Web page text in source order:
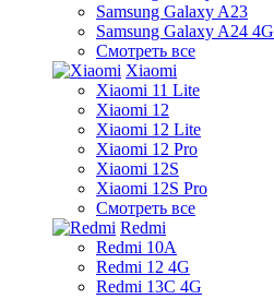
Samsung Galaxy A23
Samsung Galaxy A24 4G
Смотреть все
Xiaomi
Xiaomi 11 Lite
Xiaomi 12
Xiaomi 12 Lite
Xiaomi 12 Pro
Xiaomi 12S
Xiaomi 12S Pro
Смотреть все
Redmi
Redmi 10A
Redmi 12 4G
Redmi 13C 4G